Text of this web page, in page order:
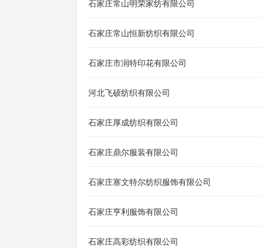
石家庄常山明荣家纺有限公司
石家庄常山恒新纺织有限公司
石家庄市润特印花有限公司
河北飞硕纺织有限公司
石家庄厚成纺织有限公司
石家庄鼎尔服装有限公司
石家庄塞文特尔纺织服饰有限公司
石家庄亨利服饰有限公司
石家庄高彩纺织有限公司